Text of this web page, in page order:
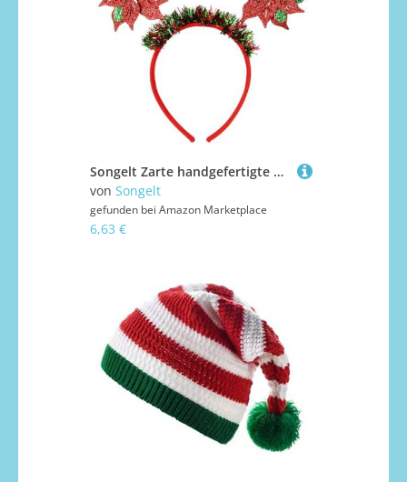
Songelt Zarte handgefertigte Haarspange für Halloween, Vintage, kreativer Damen-Kopfschmuck, Kostümzubehör, Party-Kopfschmuck
von Songelt
gefunden bei Amazon Marketplace
6,63 €